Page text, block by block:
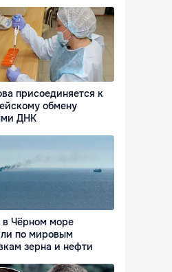
присоединяется к
обмену
ДНК
в Чёрном море
по мировым
зерна и нефти